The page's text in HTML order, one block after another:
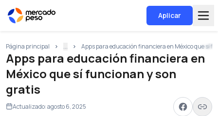
Aplicar
Página principal ... Apps para educación financiera en México que sí
Apps para educación financiera en
México que sí funcionan y son
gratis
Actualizado:agosto 6, 2025